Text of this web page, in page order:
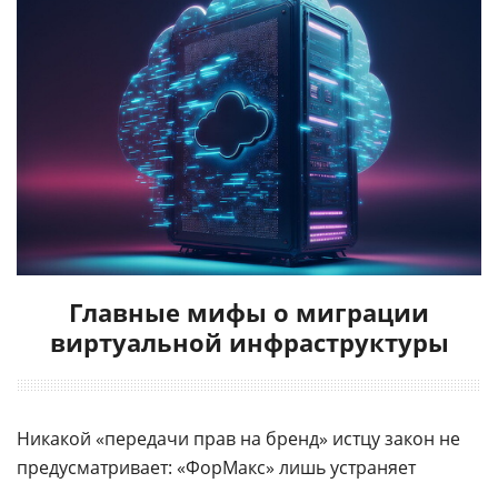
Главные мифы о миграции
виртуальной инфраструктуры
Никакой «передачи прав на бренд» истцу закон не
предусматривает: «ФорМакс» лишь устраняет